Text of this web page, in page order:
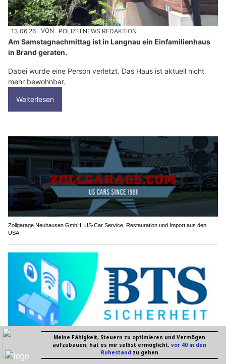
13.06.26 VON POLIZEI.NEWS REDAKTION
Am Samstagnachmittag ist in Langnau ein Einfamilienhaus
in Brand geraten.
Dabei wurde eine Person verletzt. Das Haus ist aktuell nicht
mehr bewohnbar.
Weiterlesen
Zollgarage Neuhausen GmbH: US-Car Service, Restauration und Import aus den
USA
Individuelle Sicherheitslösungen von BTS Sicherheit AG – passgenau für Ihre
Bedürfnisse